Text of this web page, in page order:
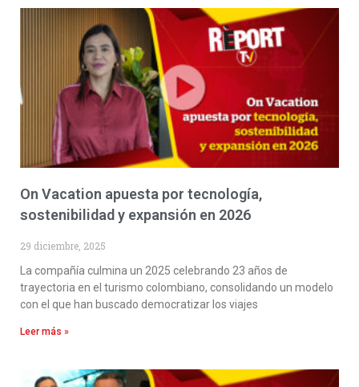
On Vacation apuesta por tecnología,
sostenibilidad y expansión en 2026
29 diciembre, 2025
La compañía culmina un 2025 celebrando 23 años de
trayectoria en el turismo colombiano, consolidando un modelo
con el que han buscado democratizar los viajes
Leer más »